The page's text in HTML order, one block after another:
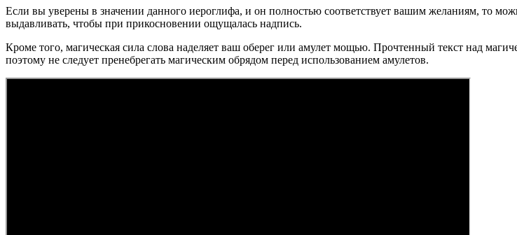
Если вы уверены в значении данного иероглифа, и он полностью соответствует вашим желаниям, то
выдавливать, чтобы при прикосновении ощущалась надпись.
Кроме того, магическая сила слова наделяет ваш оберег или амулет мощью. Прочтенный текст над
поэтому не следует пренебрегать магическим обрядом перед использованием амулетов.